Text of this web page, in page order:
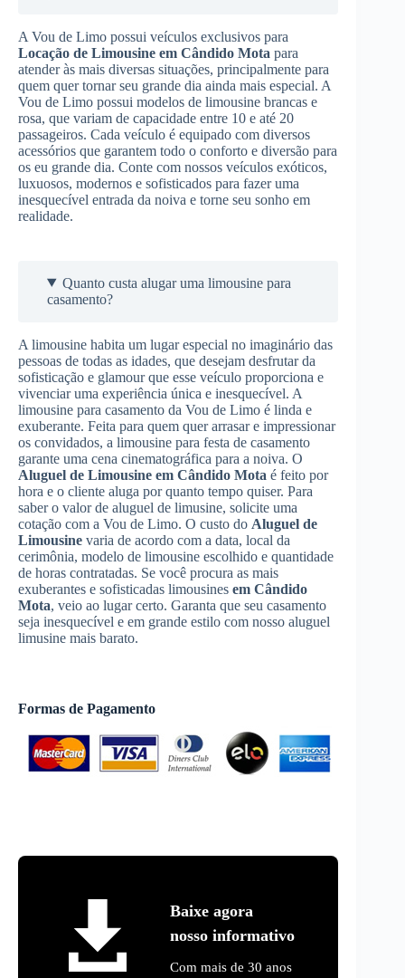
A Vou de Limo possui veículos exclusivos para
Locação de Limousine em Cândido Mota para
atender às mais diversas situações, principalmente para
quem quer tornar seu grande dia ainda mais especial. A
Vou de Limo possui modelos de limousine brancas e
rosa, que variam de capacidade entre 10 e até 20
passageiros. Cada veículo é equipado com diversos
acessórios que garantem todo o conforto e diversão para
os eu grande dia. Conte com nossos veículos exóticos,
luxuosos, modernos e sofisticados para fazer uma
inesquecível entrada da noiva e torne seu sonho em
realidade.
Quanto custa alugar uma limousine para
casamento?
A limousine habita um lugar especial no imaginário das
pessoas de todas as idades, que desejam desfrutar da
sofisticação e glamour que esse veículo proporciona e
vivenciar uma experiência única e inesquecível. A
limousine para casamento da Vou de Limo é linda e
exuberante. Feita para quem quer arrasar e impressionar
os convidados, a limousine para festa de casamento
garante uma cena cinematográfica para a noiva. O
Aluguel de Limousine em Cândido Mota é feito por
hora e o cliente aluga por quanto tempo quiser. Para
saber o valor de aluguel de limusine, solicite uma
cotação com a Vou de Limo. O custo do Aluguel de
Limousine varia de acordo com a data, local da
cerimônia, modelo de limousine escolhido e quantidade
de horas contratadas. Se você procura as mais
exuberantes e sofisticadas limousines em Cândido
Mota, veio ao lugar certo. Garanta que seu casamento
seja inesquecível e em grande estilo com nosso aluguel
limusine mais barato.
Formas de Pagamento
Baixe agora
nosso informativo
Com mais de 30 anos